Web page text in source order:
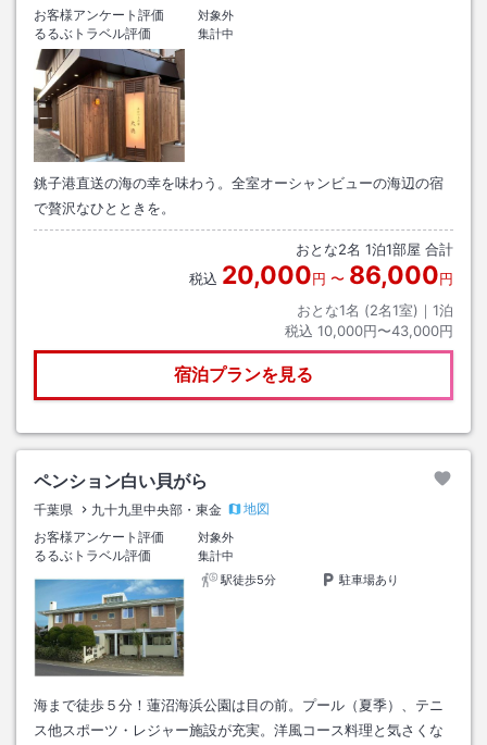
お客様アンケート評価
対象外
るるぶトラベル評価 集計中
銚子港直送の海の幸を味わう。全室オーシャンビューの海辺の宿
で贅沢なひとときを。
おとな2名 1泊1部屋 合計
税込 20,000円 〜 86,000円
おとな1名 (2名1室)｜ 1泊
税込 10,000円〜43,000円
宿泊プランを見る
ペンション白い貝がら
千葉県 九十九里中央部・東金
地図
お客様アンケート評価
対象外
るるぶトラベル評価
集計中
駅徒歩5分
駐車場あり
海まで徒歩５分！蓮沼海浜公園は目の前。プール（夏季）、テニ
ス他スポーツ・レジャー施設が充実。洋風コース料理と気さくな